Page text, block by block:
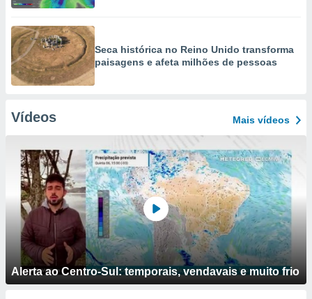
Seca histórica no Reino Unido transforma
paisagens e afeta milhões de pessoas
Vídeos Mais vídeos
Alerta ao Centro-Sul: temporais, vendavais e muito frio